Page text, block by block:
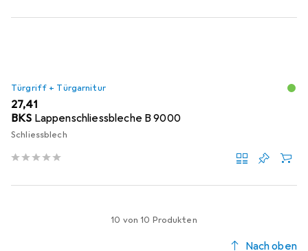
Türgriff + Türgarnitur
EUR
27,41
BKS Lappenschliessbleche B 9000
Schliessblech
10 von 10 Produkten
Nach oben